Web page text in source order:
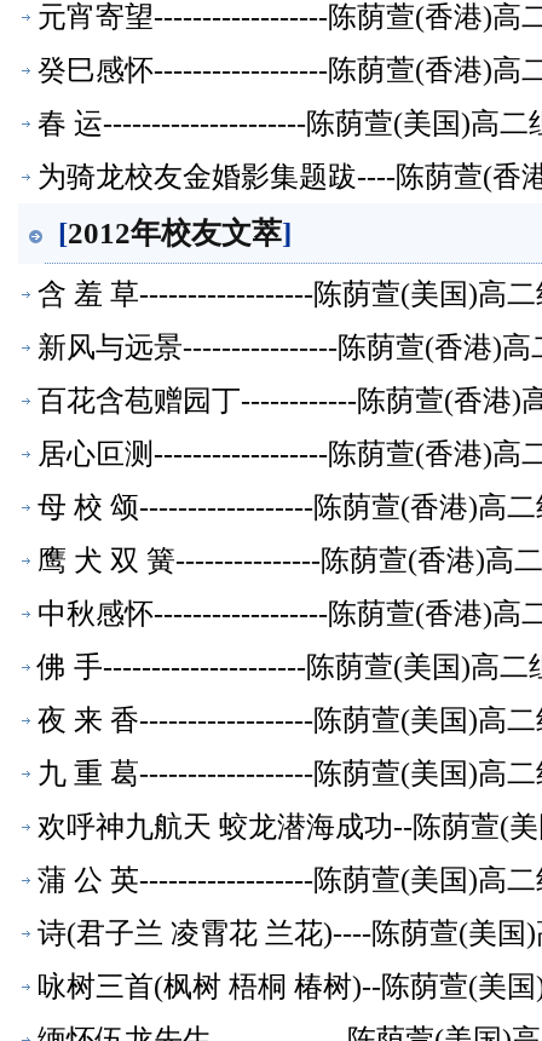
元宵寄望------------------陈荫萱(香港)高
癸巳感怀------------------陈荫萱(香港)高
春 运---------------------陈荫萱(美国)高二
为骑龙校友金婚影集题跋----陈荫萱(香
[2012年校友文萃]
含 羞 草------------------陈荫萱(美国)高
新风与远景----------------陈荫萱(香港)高
百花含苞赠园丁------------陈荫萱(香港)
居心叵测------------------陈荫萱(香港)高
母 校 颂------------------陈荫萱(香港)高
鹰 犬 双 簧---------------陈荫萱(香港)高
中秋感怀------------------陈荫萱(香港)高
佛 手---------------------陈荫萱(美国)高二
夜 来 香------------------陈荫萱(美国)高
九 重 葛------------------陈荫萱(美国)高
欢呼神九航天 蛟龙潜海成功--陈荫萱(
蒲 公 英------------------陈荫萱(美国)高
诗(君子兰 凌霄花 兰花)----陈荫萱(美国
咏树三首(枫树 梧桐 椿树)--陈荫萱(美